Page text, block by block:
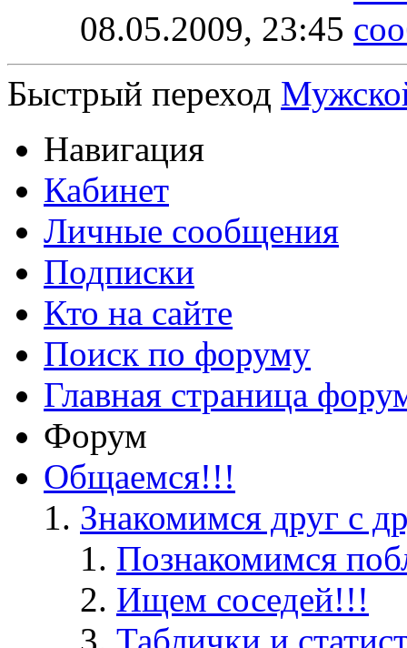
08.05.2009, 23:45
Быстрый переход
Навигация
Кабинет
Личные сообщения
Подписки
Кто на сайте
Поиск по форуму
Главная страница
Форум
Общаемся!!!
Знакомимся друг с
Познакомимся
Ищем соседей!!!